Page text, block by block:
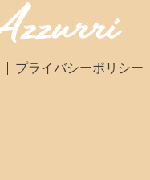
プライバシーポリシー